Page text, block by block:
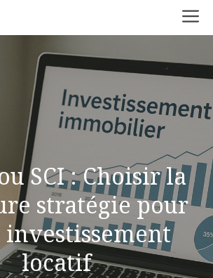
SCI : Choisir la
stratégie pour
locatif